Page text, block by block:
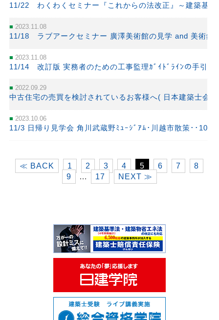
11/22 わくわくセミナー『これからの法改正』～建築基準
2023.11.08
11/18 ラブアークセミナー 廣澤美術館の見学 and 美術鑑
2023.11.08
11/14 改訂版 実務者のための工事監理ｶﾞｲﾄﾞﾗｲﾝの手引き
2022.09.29
中古住宅の売買を検討されているお客様へ( 日本建築士会
2023.10.06
11/3 日帰り見学会 角川武蔵野ﾐｭｰｼﾞｱﾑ･川越市散策･･10/
≪ BACK 1 2 3 4 5 6 7
8
9
… 17 NEXT ≫